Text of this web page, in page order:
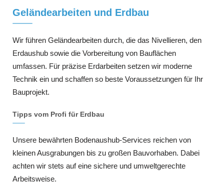
Geländearbeiten und Erdbau
Wir führen Geländearbeiten durch, die das Nivellieren, den
Erdaushub sowie die Vorbereitung von Bauflächen
umfassen. Für präzise Erdarbeiten setzen wir moderne
Technik ein und schaffen so beste Voraussetzungen für Ihr
Bauprojekt.
Tipps vom Profi für Erdbau
Unsere bewährten Bodenaushub-Services reichen von
kleinen Ausgrabungen bis zu großen Bauvorhaben. Dabei
achten wir stets auf eine sichere und umweltgerechte
Arbeitsweise.